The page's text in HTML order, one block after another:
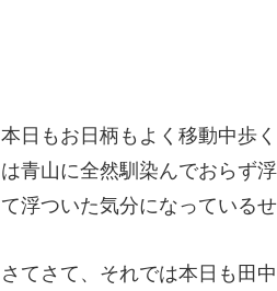
本日もお日柄もよく移動中歩
は青山に全然馴染んでおらず
て浮ついた気分になっている
さてさて、それでは本日も田